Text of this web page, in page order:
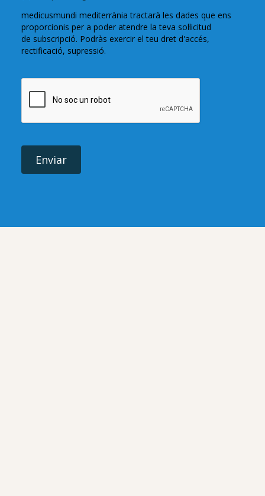
medicusmundi mediterrània tractarà les dades que ens
proporcionis per a poder atendre la teva sol·licitud
de subscripció. Podràs exercir el teu dret d'accés,
rectificació, supressió.
Enviar